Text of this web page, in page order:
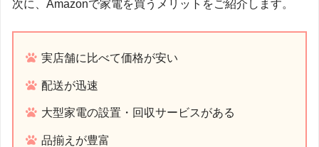
次に、Amazonで家電を買うメリットをご紹介します。
実店舗に比べて価格が安い
配送が迅速
大型家電の設置・回収サービスがある
品揃えが豊富